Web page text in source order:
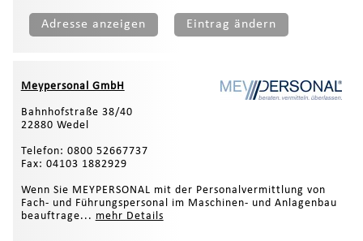
Adresse anzeigen Eintrag ändern
Meypersonal GmbH
Bahnhofstraße 38/40
22880 Wedel
Telefon: 0800 52667737
Fax: 04103 1882929
Wenn Sie MEYPERSONAL mit der Personalvermittlung von
Fach- und Führungspersonal im Maschinen- und Anlagenbau
beauftrage... mehr Details